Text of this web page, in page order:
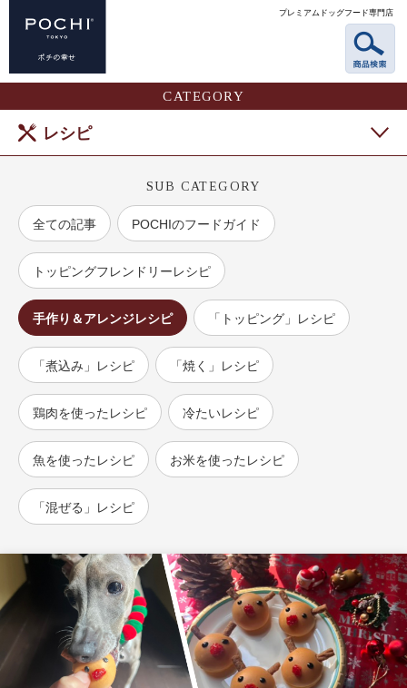
プレミアムドッグフード専門店
CATEGORY
レシピ
SUB CATEGORY
全ての記事 POCHIのフードガイド
トッピングフレンドリーレシピ
手作り＆アレンジレシピ 「トッピング」レシピ
「煮込み」レシピ 「焼く」レシピ
鶏肉を使ったレシピ 冷たいレシピ
魚を使ったレシピ お米を使ったレシピ
「混ぜる」レシピ